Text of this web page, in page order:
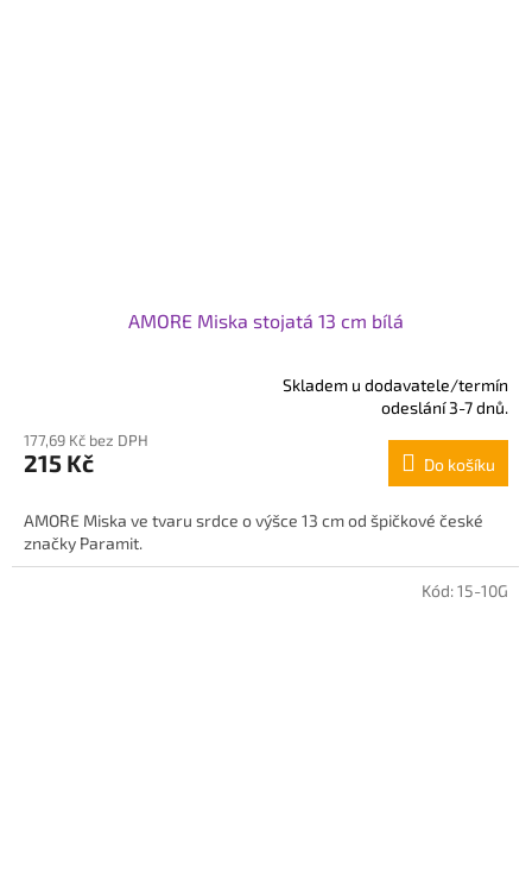
AMORE Miska stojatá 13 cm bílá
produktu
je
z
hvězdiček.
Skladem u dodavatele/termín
odeslání 3-7 dnů.
177,69 Kč bez DPH
215 Kč Do košíku
AMORE Miska ve tvaru srdce o výšce 13 cm od špičkové české
značky Paramit.
Kód:15-10G